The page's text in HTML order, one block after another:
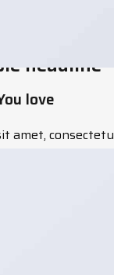
headline
love
amet,